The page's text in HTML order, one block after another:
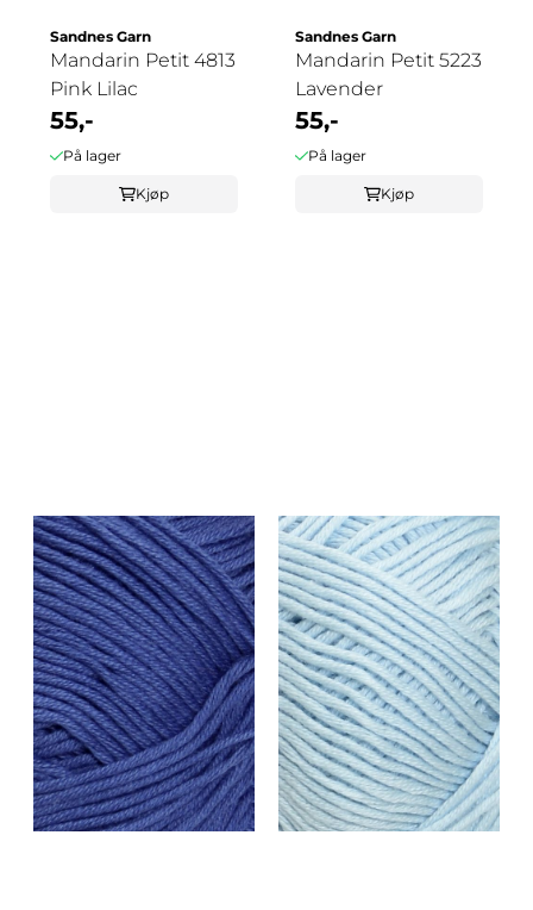
Sandnes Garn
Mandarin Petit 4813
Pink Lilac
55,-
På lager
Kjøp
Sandnes Garn
Mandarin Petit 5223
Lavender
55,-
På lager
Kjøp